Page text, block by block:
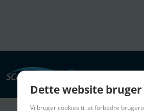
Dette website
Vi bruger cookies til at forbedre